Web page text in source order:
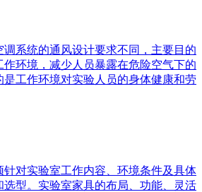
系统的通风设计要求不同，主要目的
环境，减少人员暴露在危险空气下的
工作环境对实验人员的身体健康和劳
对实验室工作内容、环境条件及具体
型。实验室家具的布局、功能、灵活